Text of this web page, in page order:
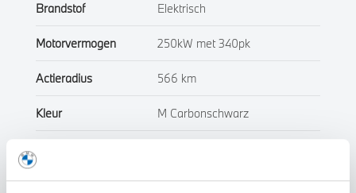
Brandstof Elektrisch
Motorvermogen 250kW met 340pk
Actieradius 566 km
Kleur M Carbonschwarz
Btw/Marge BTW